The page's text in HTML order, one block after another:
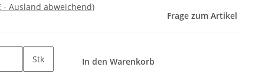
- Ausland abweichend)
Frage zum Artikel
Stk In den Warenkorb